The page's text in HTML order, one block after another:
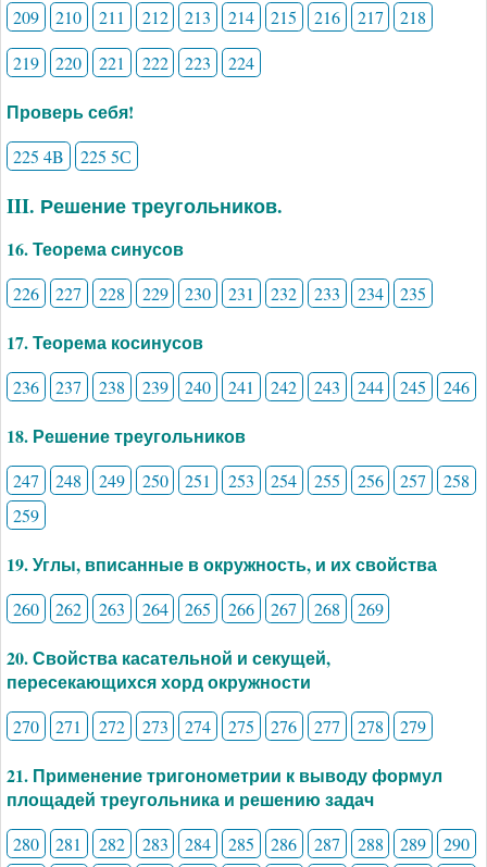
209 210 211 212 213 214 215 216 217
218
219
220 221 222 223 224
Проверь себя!
225 4B 225 5С
III. Решение треугольников.
16. Теорема синусов
226 227 228 229 230 231 232 233 234 235
17. Теорема косинусов
236 237 238 239 240 241 242 243 244 245 246
18. Решение треугольников
247 248 249 250 251 253 254 255 256 257
258
259
19. Углы, вписанные в окружность, и их свойства
260 262 263 264 265 266 267 268 269
20. Свойства касательной и секущей,
пересекающихся хорд окружности
270 271 272 273 274 275 276 277 278 279
21. Применение тригонометрии к выводу формул
площадей треугольника и решению задач
280 281 282 283 284 285 286 287 288 289
290